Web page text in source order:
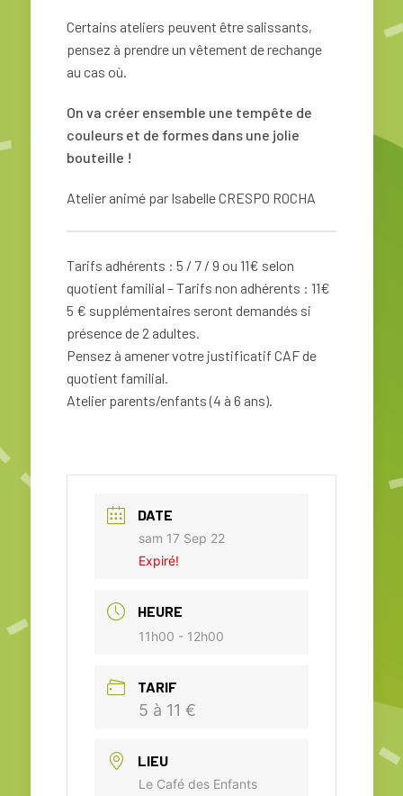
Certains ateliers peuvent être salissants,
pensez à prendre un vêtement de rechange
au cas où.
On va créer ensemble une tempête de
couleurs et de formes dans une jolie
bouteille !
Atelier animé par Isabelle CRESPO ROCHA
Tarifs adhérents : 5 / 7 / 9 ou 11€ selon
quotient familial – Tarifs non adhérents : 11€
5 € supplémentaires seront demandés si
présence de 2 adultes.
Pensez à amener votre justificatif CAF de
quotient familial.
Atelier parents/enfants (4 à 6 ans).
DATE
sam 17 Sep 22
Expiré!
HEURE
11h00 - 12h00
TARIF
5 à 11 €
LIEU
Le Café des Enfants